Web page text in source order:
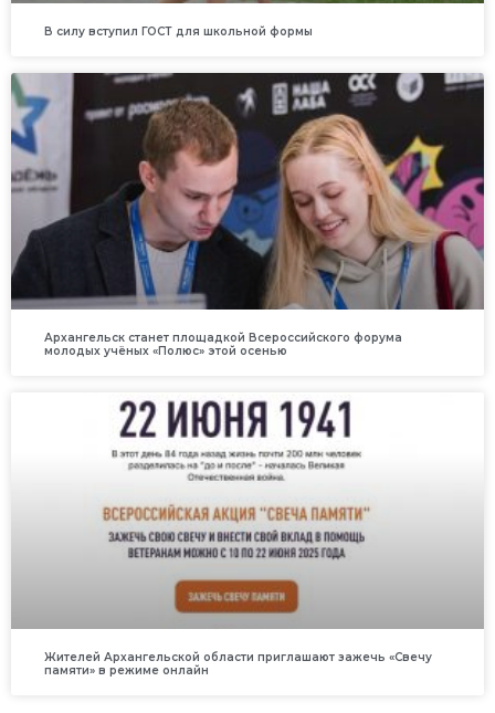
В силу вступил ГОСТ для школьной формы
Архангельск станет площадкой Всероссийского форума
молодых учёных «Полюс» этой осенью
Жителей Архангельской области приглашают зажечь «Свечу
памяти» в режиме онлайн